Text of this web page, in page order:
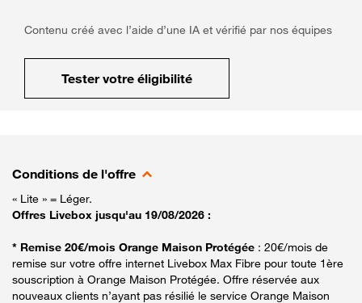
Contenu créé avec l’aide d’une IA et vérifié par nos équipes
Tester votre éligibilité
Conditions de l'offre
« Lite » = Léger.
Offres Livebox jusqu'au 19/08/2026 :
* Remise 20€/mois Orange Maison Protégée : 20€/mois de
remise sur votre offre internet Livebox Max Fibre pour toute 1ère
souscription à Orange Maison Protégée. Offre réservée aux
nouveaux clients n’ayant pas résilié le service Orange Maison